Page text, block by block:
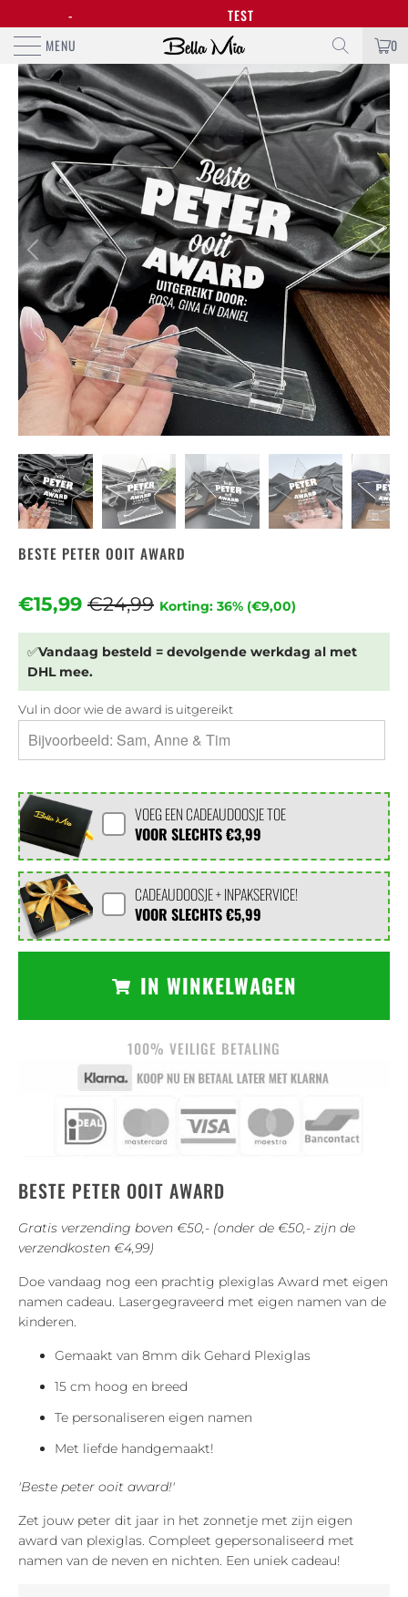
TEST
MENU
0
BESTE PETER OOIT AWARD
€15,99 €24,99 Korting: 36% (€9,00)
✅Vandaag besteld = devolgende werkdag al met
DHL mee.
Vul in door wie de award is uitgereikt
VOEG EEN CADEAUDOOSJE TOE
VOOR SLECHTS€3,99
CADEAUDOOSJE + INPAKSERVICE!
VOOR SLECHTS€5,99
IN WINKELWAGEN
100% VEILIGE BETALING
BESTE PETER OOIT AWARD
Gratis verzending boven €50,- (onder de €50,- zijn de
verzendkosten €4,99)
Doe vandaag nog een prachtig plexiglas Award met eigen
namen cadeau. Lasergegraveerd met eigen namen van de
kinderen.
Gemaakt van 8mm dik Gehard Plexiglas
15 cm hoog en breed
Te personaliseren eigen namen
Met liefde handgemaakt!
'Beste peter ooit award!'
Zet jouw peter dit jaar in het zonnetje met zijn eigen
award van plexiglas. Compleet gepersonaliseerd met
namen van de neven en nichten. Een uniek cadeau!